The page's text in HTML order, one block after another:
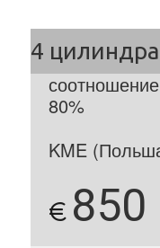
80%
KME
€ 850